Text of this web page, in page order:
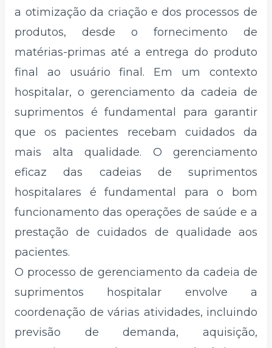
a otimização da criação e dos processos de
produtos, desde o fornecimento de
matérias-primas até a entrega do produto
final ao usuário final. Em um contexto
hospitalar, o gerenciamento da cadeia de
suprimentos é fundamental para garantir
que os pacientes recebam cuidados da
mais alta qualidade. O gerenciamento
eficaz das cadeias de suprimentos
hospitalares é fundamental para o bom
funcionamento das operações de saúde e a
prestação de cuidados de qualidade aos
pacientes.
O processo de gerenciamento da cadeia de
suprimentos hospitalar envolve a
coordenação de várias atividades, incluindo
previsão de demanda, aquisição,